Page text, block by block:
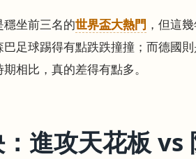
坐前三名的世界盃大熱門 ，但這
足球踢得有點跌跌撞撞；而德國
相比，真的差得有點多。
進攻天花板 vs